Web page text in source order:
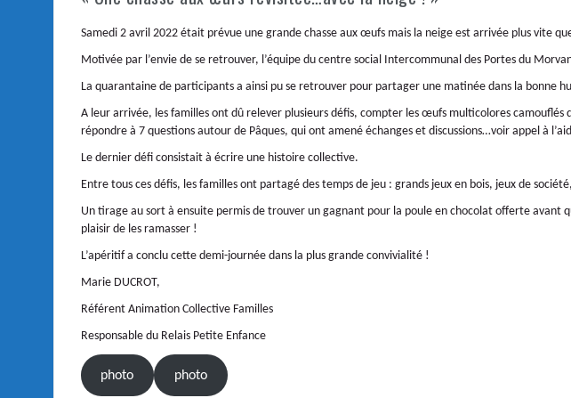
Samedi 2 avril 2022 était prévue une grande chasse aux œufs mais la neige est arrivée plus vite
Motivée par l’envie de se retrouver, l’équipe du centre social Intercommunal des Portes du
La quarantaine de participants a ainsi pu se retrouver pour partager une matinée dans la bonne
A leur arrivée, les familles ont dû relever plusieurs défis, compter les œufs multicolores camouflés
répondre à 7 questions autour de Pâques, qui ont amené échanges et discussions…voir appel à
Le dernier défi consistait à écrire une histoire collective.
Entre tous ces défis, les familles ont partagé des temps de jeu : grands jeux en bois, jeux de
Un tirage au sort à ensuite permis de trouver un gagnant pour la poule en chocolat offerte avant
plaisir de les ramasser !
L’apéritif a conclu cette demi-journée dans la plus grande convivialité !
Marie DUCROT,
Référent Animation Collective Familles
Responsable du Relais Petite Enfance
photo photo